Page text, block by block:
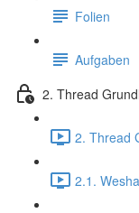
Folien
Aufgaben
2. Thread
2. Thread
2.1.